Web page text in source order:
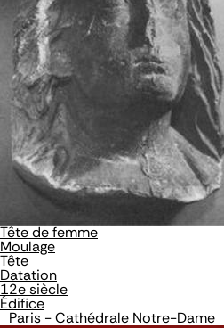
Tête de femme
Moulage
Tête
Datation
12e siècle
Édifice
Paris - Cathédrale Notre-Dame